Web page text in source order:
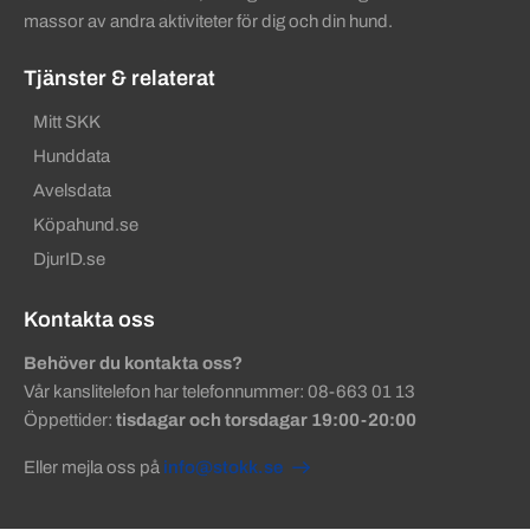
massor av andra aktiviteter för dig och din hund.
Tjänster & relaterat
Mitt SKK
Hunddata
Avelsdata
Köpahund.se
DjurID.se
Kontakta oss
Behöver du kontakta oss?
Vår kanslitelefon har telefonnummer: 08-663 01 13
Öppettider: tisdagar och torsdagar 19:00-20:00
Eller mejla oss på info@stokk.se